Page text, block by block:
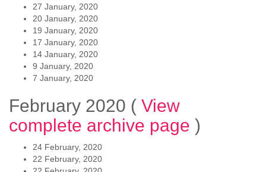
27 January, 2020
20 January, 2020
19 January, 2020
17 January, 2020
14 January, 2020
9 January, 2020
7 January, 2020
February 2020 ( View
complete archive page )
24 February, 2020
22 February, 2020